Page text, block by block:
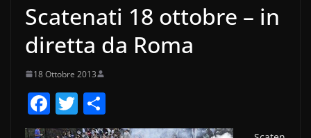
Scatenati 18 ottobre – in
diretta da Roma
18 Ottobre 2013
F
a
T
w o